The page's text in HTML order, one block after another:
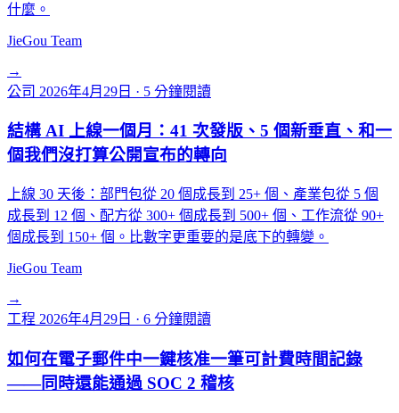
什麼。
JieGou Team
→
公司 2026年4月29日 · 5 分鐘閱讀
結構 AI 上線一個月：41 次發版、5 個新垂直、和一
個我們沒打算公開宣布的轉向
上線 30 天後：部門包從 20 個成長到 25+ 個、產業包從 5 個
成長到 12 個、配方從 300+ 個成長到 500+ 個、工作流從 90+
個成長到 150+ 個。比數字更重要的是底下的轉變。
JieGou Team
→
工程 2026年4月29日 · 6 分鐘閱讀
如何在電子郵件中一鍵核准一筆可計費時間記錄
——同時還能通過 SOC 2 稽核